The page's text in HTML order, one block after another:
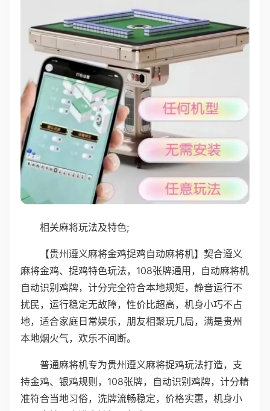
相关麻将玩法及特色;
【贵州遵义麻将金鸡捉鸡自动麻将机】契合遵义
麻将金鸡、捉鸡特色玩法，108张牌通用，自动麻将机
自动识别鸡牌，计分完全符合本地规矩，静音运行不
扰民，运行稳定无故障，性价比超高，机身小巧不占
地，适合家庭日常娱乐，朋友相聚玩几局，满是贵州
本地烟火气，欢乐不间断。
普通麻将机专为贵州遵义麻将捉鸡玩法打造，支
持金鸡、银鸡规则，108张牌，自动识别鸡牌，计分精
准符合当地习俗，洗牌流畅稳定，价格实惠，机身小